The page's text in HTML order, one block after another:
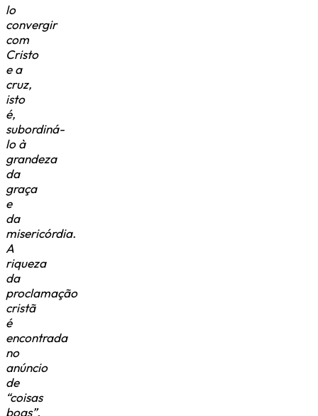
lo
convergir
com
Cristo
e a
cruz,
isto
é,
subordiná-
lo à
grandeza
da
graça
e
da
misericórdia.
A
riqueza
da
proclamação
cristã
é
encontrada
no
anúncio
de
“coisas
boas”,